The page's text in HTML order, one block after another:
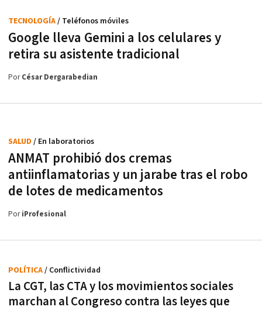
Google lleva Gemini a los celulares y
retira su asistente tradicional
TECNOLOGÍA/ Teléfonos móviles
PorCésar Dergarabedian
ANMAT prohibió dos cremas
antiinflamatorias y un jarabe tras el robo
de lotes de medicamentos
SALUD / En laboratorios
PoriProfesional
La CGT, las CTA y los movimientos sociales
marchan al Congreso contra las leyes que
POLÍTICA/ Conflictividad